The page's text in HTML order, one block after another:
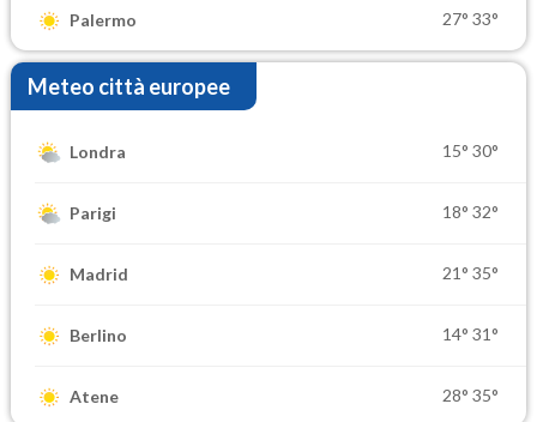
Palermo 27° 33°
Meteo città europee
Londra 15° 30°
Parigi 18° 32°
Madrid 21° 35°
Berlino 14° 31°
Atene 28° 35°